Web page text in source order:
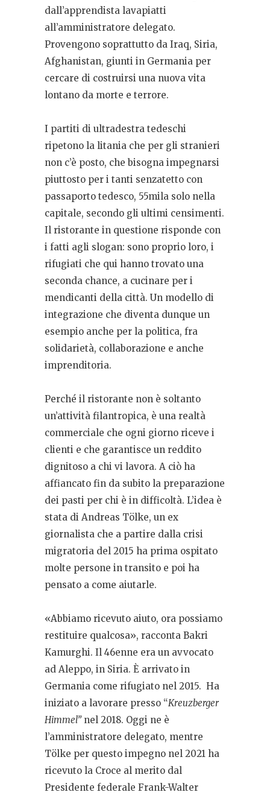
dall’apprendista lavapiatti
all’amministratore delegato.
Provengono soprattutto da Iraq, Siria,
Afghanistan, giunti in Germania per
cercare di costruirsi una nuova vita
lontano da morte e terrore.
I partiti di ultradestra tedeschi
ripetono la litania che per gli stranieri
non c’è posto, che bisogna impegnarsi
piuttosto per i tanti senzatetto con
passaporto tedesco, 55mila solo nella
capitale, secondo gli ultimi censimenti.
Il ristorante in questione risponde con
i fatti agli slogan: sono proprio loro, i
rifugiati che qui hanno trovato una
seconda chance, a cucinare per i
mendicanti della città. Un modello di
integrazione che diventa dunque un
esempio anche per la politica, fra
solidarietà, collaborazione e anche
imprenditoria.
Perché il ristorante non è soltanto
un’attività filantropica, è una realtà
commerciale che ogni giorno riceve i
clienti e che garantisce un reddito
dignitoso a chi vi lavora. A ciò ha
affiancato fin da subito la preparazione
dei pasti per chi è in difficoltà. L’idea è
stata di Andreas Tölke, un ex
giornalista che a partire dalla crisi
migratoria del 2015 ha prima ospitato
molte persone in transito e poi ha
pensato a come aiutarle.
«Abbiamo ricevuto aiuto, ora possiamo
restituire qualcosa», racconta Bakri
Kamurghi. Il 46enne era un avvocato
ad Aleppo, in Siria. È arrivato in
Germania come rifugiato nel 2015. Ha
iniziato a lavorare presso “Kreuzberger
Himmel”nel 2018. Oggi ne è
l’amministratore delegato, mentre
Tölke per questo impegno nel 2021 ha
ricevuto la Croce al merito dal
Presidente federale Frank-Walter